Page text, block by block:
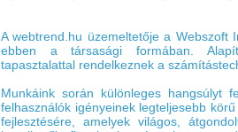
A webtrend.hu üzemeltetője a Webszoft
ebben a társasági formában.
tapasztalattal rendelkeznek a
Munkáink során különleges hangsúlyt
felhasználók igényeinek legteljesebb
fejlesztésére, amelyek világos,